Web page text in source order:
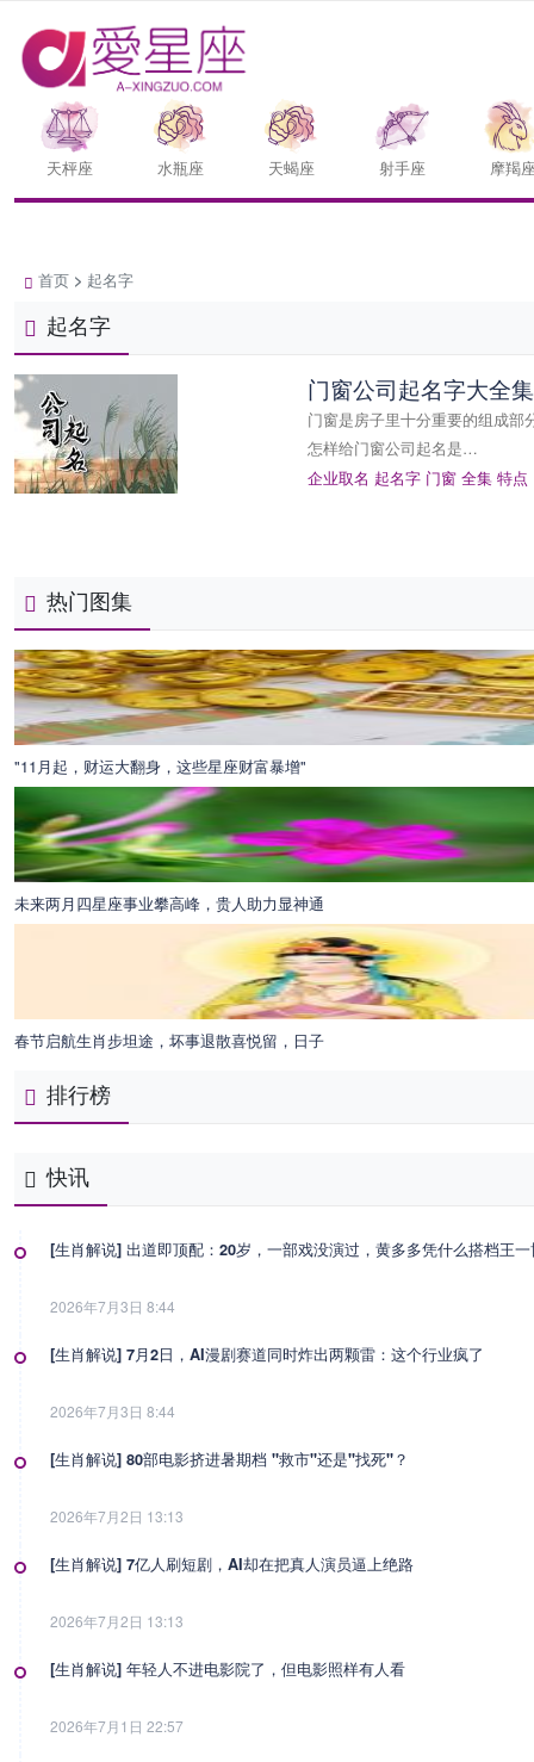
天枰座 水瓶座 天蝎座 射手座 摩羯
首页 > 起名字
起名字
门窗公司起名字大全
门窗是房子里十分重要的组成
怎样给门窗公司起名是…
企业取名 起名字 门窗 全集 特点
热门图集
"11月起，财运大翻身，这些星座财富暴增"
未来两月四星座事业攀高峰，贵人助力显神通
春节启航生肖步坦途，坏事退散喜悦留，日子
排行榜
快讯
[生肖解说] 出道即顶配：20岁，一部戏没演过，黄多多凭什么搭档王
2026年7月3日 8:44
[生肖解说] 7月2日，AI漫剧赛道同时炸出两颗雷：这个行业疯了
2026年7月3日 8:44
[生肖解说] 80部电影挤进暑期档 "救市"还是"找死"？
2026年7月2日 13:13
[生肖解说] 7亿人刷短剧，AI却在把真人演员逼上绝路
2026年7月2日 13:13
[生肖解说] 年轻人不进电影院了，但电影照样有人看
2026年7月1日 22:57